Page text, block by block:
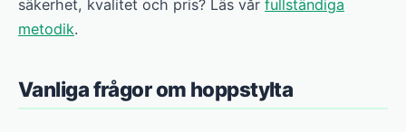
säkerhet, kvalitet och pris? Läs vår fullständiga
metodik.
Vanliga frågor om hoppstylta